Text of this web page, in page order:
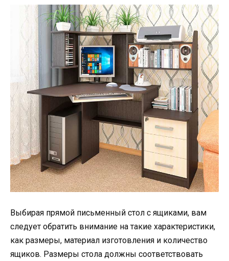
Выбирая прямой письменный стол с ящиками, вам
следует обратить внимание на такие характеристики,
как размеры, материал изготовления и количество
ящиков. Размеры стола должны соответствовать